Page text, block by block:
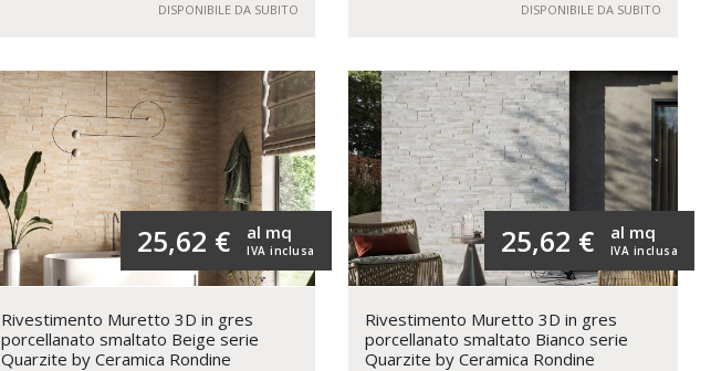
DISPONIBILE DA SUBITO DISPONIBILE DA SUBITO
25,62 € IVA inclusa
al mq
Rivestimento Muretto 3D in gres
porcellanato smaltato Beige serie
Quarzite by Ceramica Rondine
25,62 € IVA inclusa
al mq
Rivestimento Muretto 3D in gres
porcellanato smaltato Bianco serie
Quarzite by Ceramica Rondine